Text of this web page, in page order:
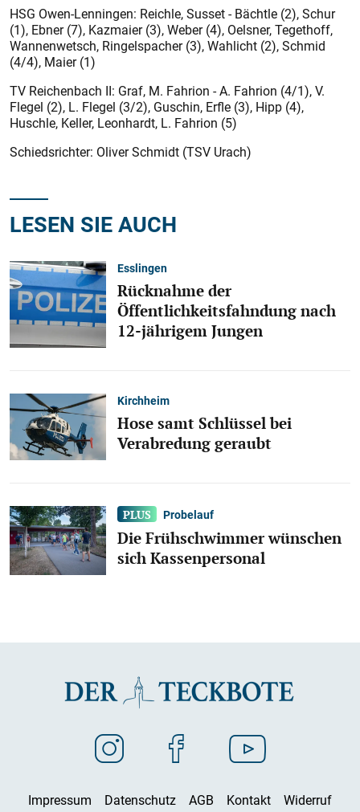
HSG Owen-Lenningen: Reichle, Susset - Bächtle (2), Schur
(1), Ebner (7), Kazmaier (3), Weber (4), Oelsner, Tegethoff,
Wannenwetsch, Ringelspacher (3), Wahlicht (2), Schmid
(4/4), Maier (1)
TV Reichenbach II: Graf, M. Fahrion - A. Fahrion (4/1), V.
Flegel (2), L. Flegel (3/2), Guschin, Erfle (3), Hipp (4),
Huschle, Keller, Leonhardt, L. Fahrion (5)
Schiedsrichter: Oliver Schmidt (TSV Urach)
LESEN SIE AUCH
Esslingen
Rücknahme der
Öffentlichkeitsfahndung nach
12-jährigem Jungen
Kirchheim
Hose samt Schlüssel bei
Verabredung geraubt
Probelauf
Die Frühschwimmer wünschen
sich Kassenpersonal
Impressum Datenschutz AGB Kontakt Widerruf